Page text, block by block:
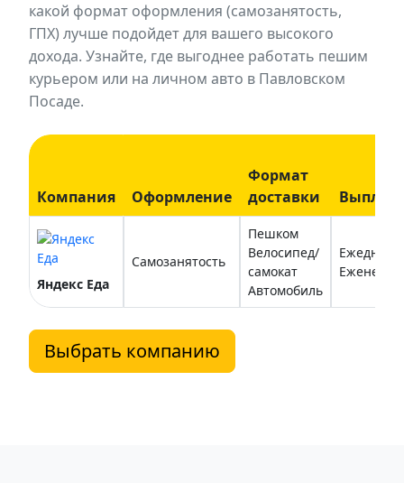
какой формат оформления (самозанятость,
ГПХ) лучше подойдет для вашего высокого
дохода. Узнайте, где выгоднее работать пешим
курьером или на личном авто в Павловском
Посаде.
Компания Оформление
Формат
доставки
Яндекс Еда
Самозанятость
Пешком
Велосипед/
самокат
Автомобиль
Выбрать компанию